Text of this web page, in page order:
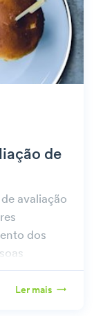
de
avaliação
dos
Ler mais